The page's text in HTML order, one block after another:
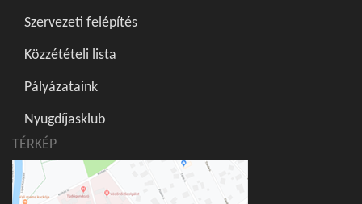
Szervezeti felépítés
Közzétételi lista
Pályázataink
Nyugdíjasklub
TÉRKÉP